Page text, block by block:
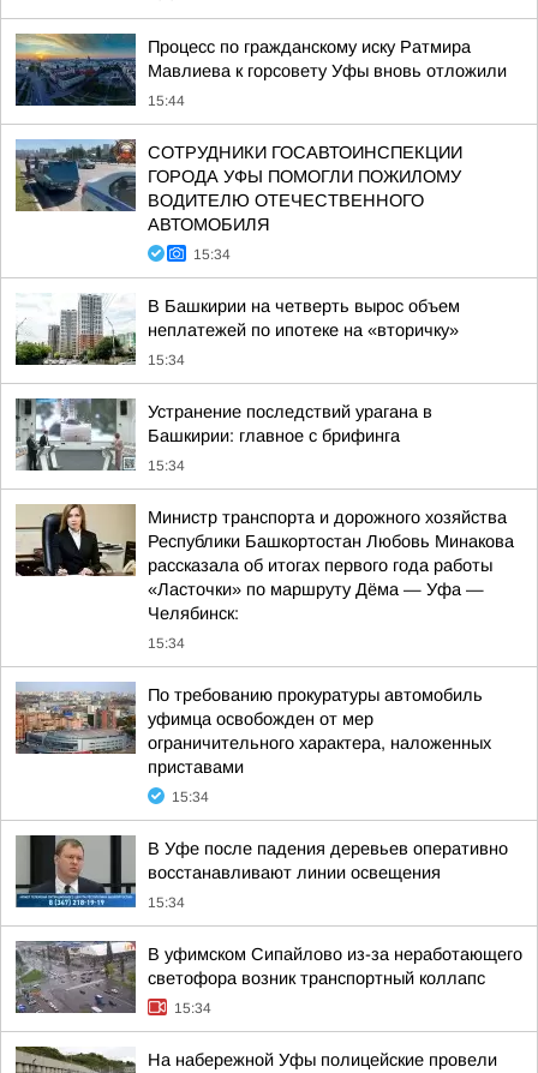
Процесс по гражданскому иску Ратмира
Мавлиева к горсовету Уфы вновь отложили
15:44
СОТРУДНИКИ ГОСАВТОИНСПЕКЦИИ
ГОРОДА УФЫ ПОМОГЛИ ПОЖИЛОМУ
ВОДИТЕЛЮ ОТЕЧЕСТВЕННОГО
АВТОМОБИЛЯ
15:34
В Башкирии на четверть вырос объем
неплатежей по ипотеке на «вторичку»
15:34
Устранение последствий урагана в
Башкирии: главное с брифинга
15:34
Министр транспорта и дорожного хозяйства
Республики Башкортостан Любовь Минакова
рассказала об итогах первого года работы
«Ласточки» по маршруту Дёма — Уфа —
Челябинск:
15:34
По требованию прокуратуры автомобиль
уфимца освобожден от мер
ограничительного характера, наложенных
приставами
15:34
В Уфе после падения деревьев оперативно
восстанавливают линии освещения
15:34
В уфимском Сипайлово из-за неработающего
светофора возник транспортный коллапс
15:34
На набережной Уфы полицейские провели